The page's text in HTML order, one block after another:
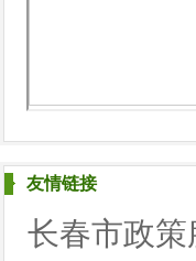
友情链接
长春市政